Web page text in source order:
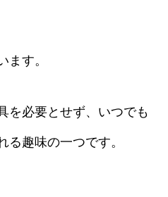
す。
を必要とせず、いつでも
趣味の一つです。